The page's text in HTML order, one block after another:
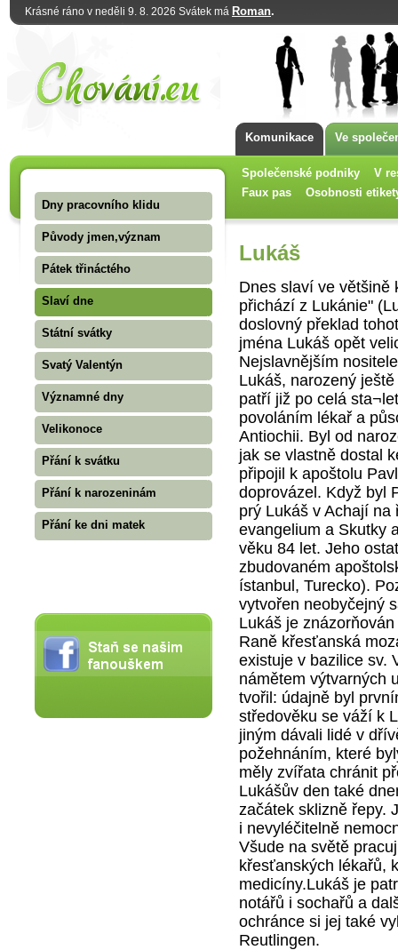
Krásné ráno v neděli 9. 8. 2026 Svátek má Roman.
Komunikace Ve
Společenské podniky
V
Faux pas
Osobnosti
Dny pracovního klidu
Původy jmen,význam
Pátek třináctého
Slaví dne
Státní svátky
Svatý Valentýn
Významné dny
Velikonoce
Přání k svátku
Přání k narozeninám
Přání ke dni matek
Lukáš
Dnes slaví ve většině
přichází z Lukánie"
doslovný překlad
jména Lukáš opět
Nejslavnějším
Lukáš, narozený
patří již po celá
povoláním lékař a
Antiochii. Byl od
jak se vlastně dostal
připojil k apoštolu
doprovázel. Když byl
prý Lukáš v Achají na
evangelium a Skutky
věku 84 let. Jeho
zbudovaném
ístanbul, Turecko).
vytvořen neobyčejný
Lukáš je
Raně křesťanská
existuje v bazilice sv.
námětem výtvarných
tvořil: údajně byl
středověku se váží k
jiným dávali lidé v
požehnáním, které
měly zvířata chránit
Lukášův den také
začátek sklizně řepy.
i nevyléčitelně
Všude na světě
křesťanských lékařů,
medicíny.Lukáš je
notářů i sochařů a
ochránce si jej také
Reutlingen.